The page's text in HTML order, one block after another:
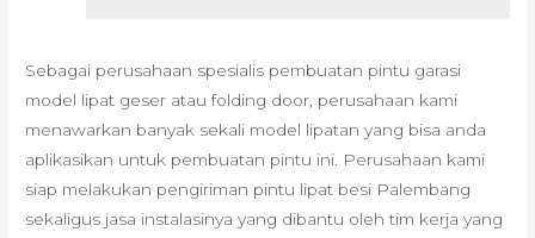
Sebagai perusahaan spesialis pembuatan pintu garasi
model lipat geser atau folding door, perusahaan kami
menawarkan banyak sekali model lipatan yang bisa anda
aplikasikan untuk pembuatan pintu ini. Perusahaan kami
siap melakukan pengiriman pintu lipat besi Palembang
sekaligus jasa instalasinya yang dibantu oleh tim kerja yang